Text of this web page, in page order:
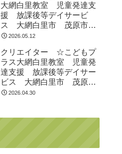
大網白里教室 児童発達支
援 放課後等デイサービ
ス 大網白里市 茂原市
白子町
2026.05.12
クリエイター ☆こどもプ
ラス大網白里教室 児童発
達支援 放課後等デイサー
ビス 大網白里市 茂原
市 白子町
2026.04.30